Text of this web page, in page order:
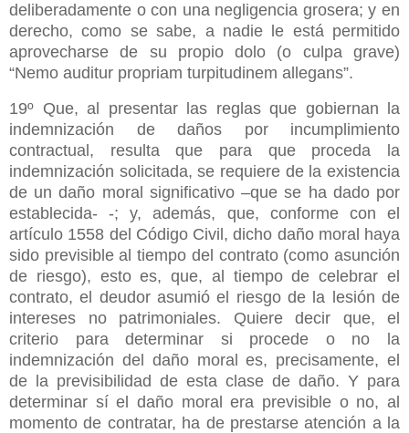
deliberadamente o con una negligencia grosera; y en
derecho, como se sabe, a nadie le está permitido
aprovecharse de su propio dolo (o culpa grave)
“Nemo auditur propriam turpitudinem allegans”.
19º Que, al presentar las reglas que gobiernan la
indemnización de daños por incumplimiento
contractual, resulta que para que proceda la
indemnización solicitada, se requiere de la existencia
de un daño moral significativo –que se ha dado por
establecida- -; y, además, que, conforme con el
artículo 1558 del Código Civil, dicho daño moral haya
sido previsible al tiempo del contrato (como asunción
de riesgo), esto es, que, al tiempo de celebrar el
contrato, el deudor asumió el riesgo de la lesión de
intereses no patrimoniales. Quiere decir que, el
criterio para determinar si procede o no la
indemnización del daño moral es, precisamente, el
de la previsibilidad de esta clase de daño. Y para
determinar sí el daño moral era previsible o no, al
momento de contratar, ha de prestarse atención a la